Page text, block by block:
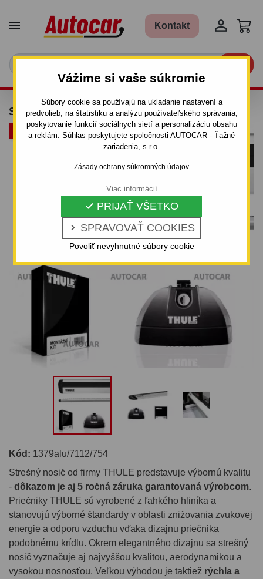
Vážime si vaše súkromie
Súbory cookie sa používajú na ukladanie nastavení a
predvolieb, na štatistiku a analýzu používateľského správania,
poskytovanie funkcií sociálnych sietí a personalizáciu obsahu
a reklám. Súhlas poskytujete spoločnosti AUTOCAR - Ťažné
zariadenia, s.r.o.
Zásady ochrany súkromných údajov
 SPRAVOVAŤ COOKIES
 PRIJAŤ VŠETKO
Povoliť nevyhnutné súbory cookie
Viac informácií
 Kontakt 
STREŠNÝ NOSIČ THULE - ALUMÍNIOVÝ
BALENIE
Kód: 1379alu/7112/754
Strešný nosič od firmy THULE predstavuje výbornú kvalitu
- dôkazom je aj 5 ročná záruka garantovaná výrobcom.
Priečniky THULE sú vyrobené z ľahkého hliníka a
stanovujú výborné štandardy v oblasti znižovania zvukovej
energie a odporu vzduchu vďaka dizajnu priečnika
podobnému krídlu. Okrem elegantného dizajnu sa strešný
nosič vyznačuje aj najvyššou kvalitou, aerodynamikou a
vysokou nosnosťou. Veľkou výhodou je taktiež rýchla a